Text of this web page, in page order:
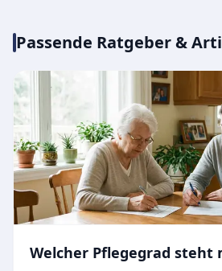
Passende Ratgeber &
Welcher Pflegegrad steht